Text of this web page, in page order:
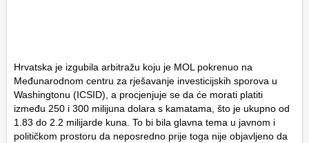
Hrvatska je izgubila arbitražu koju je MOL pokrenuo na
Međunarodnom centru za rješavanje investicijskih sporova u
Washingtonu (ICSID), a procjenjuje se da će morati platiti
između 250 i 300 milijuna dolara s kamatama, što je ukupno od
1.83 do 2.2 milijarde kuna. To bi bila glavna tema u javnom i
političkom prostoru da neposredno prije toga nije objavljeno da